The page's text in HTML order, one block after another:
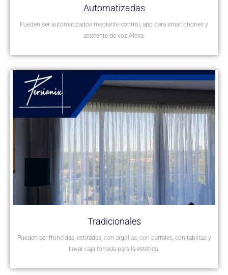
Automatizadas
Pueden ser automatizados mediante control, app para smartphones y
asistente de voz Alexa.
Tradicionales
Pueden ser fruncidas, estiradas, con argollas, con barrales, con tablitas y
llevar caja forrada para la estética.